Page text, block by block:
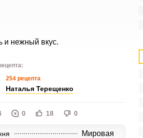
и нежный вкус.
254 рецепта
Наталья Терещенко
0 18 0
Мировая